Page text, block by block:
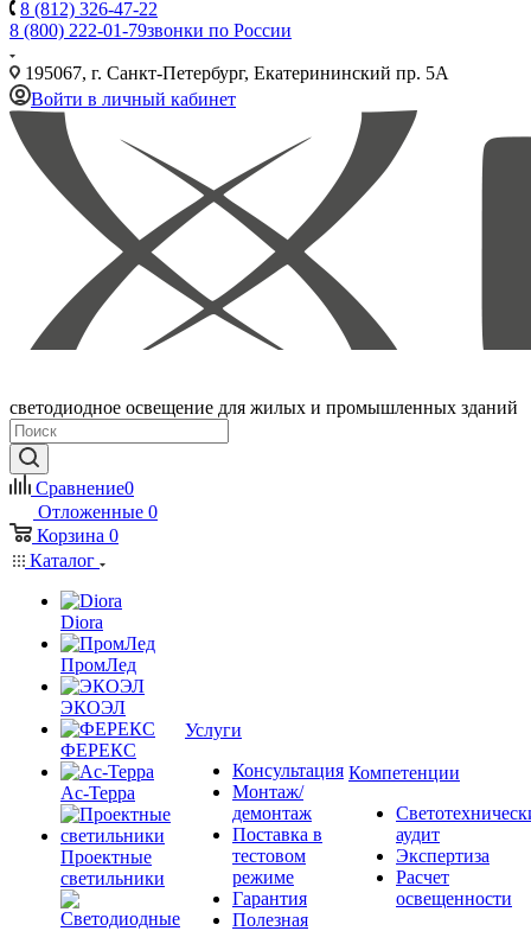
8 (812) 326-47-22
8 (800) 222-01-79звонки по России
195067, г. Санкт-Петербург, Екатерининский пр. 5А
Войти в личный кабинет
светодиодное освещение для жилых и промышленных зданий
Сравнение0
Отложенные 0
Корзина 0
Каталог
Diora
ПромЛед
ЭКОЭЛ
ФЕРЕКС
Ас-Терра
Проектные
светильники
Услуги
Консультация
Монтаж/
демонтаж
Поставка в
тестовом
режиме
Гарантия
Полезная
Компетенции
аудит
Экспертиза
Расчет
освещенности